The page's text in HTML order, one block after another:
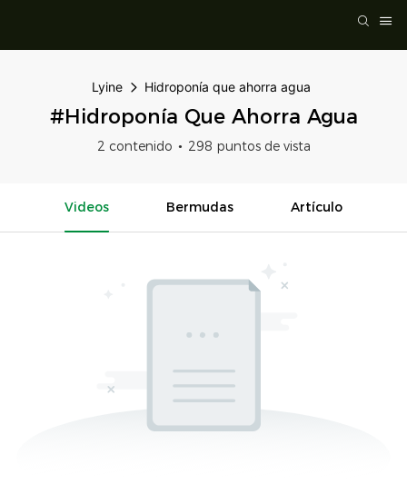
Lyine Hidroponía que ahorra agua
#Hidroponía Que Ahorra Agua
2 contenido 298 puntos de vista
Videos Bermudas Artículo